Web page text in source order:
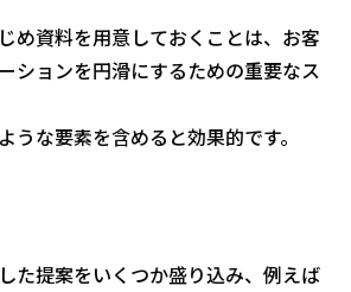
め資料を用意しておくことは、お客
ションを円滑にするための重要なス
うな要素を含めると効果的です。
た提案をいくつか盛り込み、例えば